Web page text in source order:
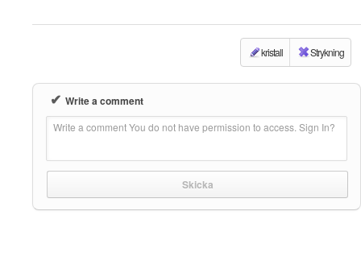
kristall Strykning
✔ Write a comment
Write a comment You do not have permission to access. Sign In?